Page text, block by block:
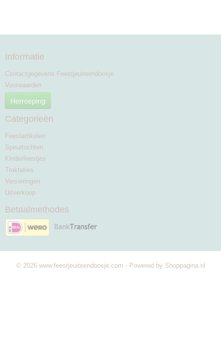
Informatie
Contactgegevens Feestjeuiteendoosje
Voorwaarden
Herroeping
Categorieën
Feestartikelen
Speurtochten
Kinderfeestjes
Traktaties
Versieringen
Uitverkoop
Betaalmethodes
© 2026 www.feestjeuiteendoosje.com - Powered by Shoppagina.nl